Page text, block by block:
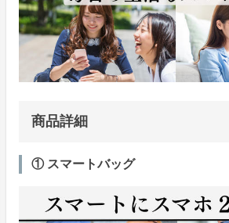
商品詳細
① スマートバッグ